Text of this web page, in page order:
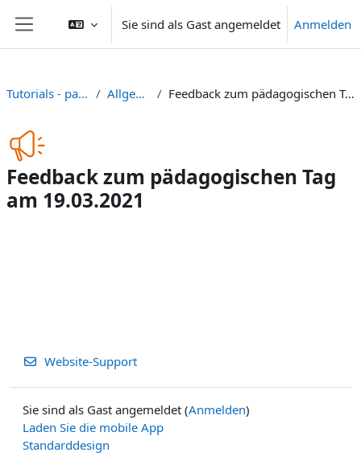
Website-Übersicht
Sie sind als Gast angemeldet Anmelden
Tutorials - paedag Tag Allgemeines Feedback zum pädagogischen Tag am 19.03.2021
Feedback zum pädagogischen Tag
am 19.03.2021
Website-Support
Sie sind als Gast angemeldet (Anmelden)
Laden Sie die mobile App
Standarddesign